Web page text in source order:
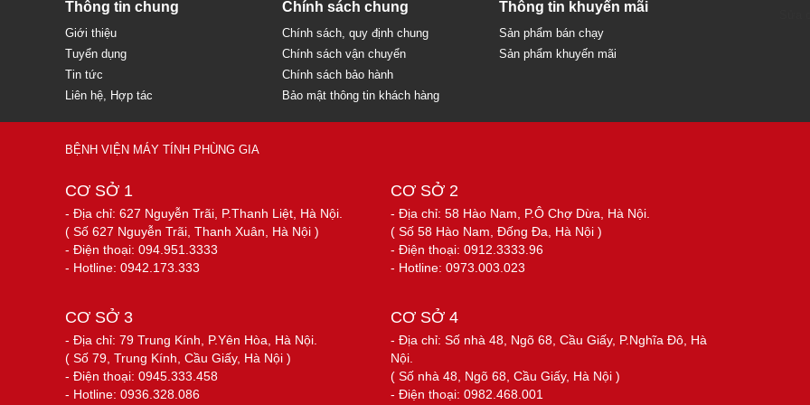
Thông tin chung
Giới thiệu
Tuyển dụng
Tin tức
Liên hệ, Hợp tác
Chính sách chung
Chính sách, quy định chung
Chính sách vận chuyển
Chính sách bảo hành
Bảo mật thông tin khách hàng
Thông tin khuyến mãi
Sản phẩm bán chạy
Sản phẩm khuyến mãi
BỆNH VIỆN MÁY TÍNH PHÙNG GIA
CƠ SỞ 1
- Địa chỉ: 627 Nguyễn Trãi, P.Thanh Liệt, Hà Nội.
( Số 627 Nguyễn Trãi, Thanh Xuân, Hà Nội )
- Điện thoại: 094.951.3333
- Hotline: 0942.173.333
CƠ SỞ 2
- Địa chỉ: 58 Hào Nam, P.Ô Chợ Dừa, Hà Nội.
( Số 58 Hào Nam, Đống Đa, Hà Nội )
- Điện thoại: 0912.3333.96
- Hotline: 0973.003.023
CƠ SỞ 3
- Địa chỉ: 79 Trung Kính, P.Yên Hòa, Hà Nội.
( Số 79, Trung Kính, Cầu Giấy, Hà Nội )
- Điện thoại: 0945.333.458
- Hotline: 0936.328.086
CƠ SỞ 4
- Địa chỉ: Số nhà 48, Ngõ 68, Cầu Giấy, P.Nghĩa Đô, Hà
Nội.
( Số nhà 48, Ngõ 68, Cầu Giấy, Hà Nội )
- Điện thoại: 0982.468.001